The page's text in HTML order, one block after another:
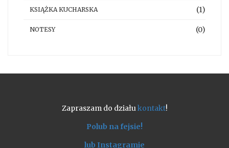
KSIĄŻKA KUCHARSKA (1)
NOTESY (0)
Zapraszam do działukontakt!
Polub na fejsie!
lub Instagramie